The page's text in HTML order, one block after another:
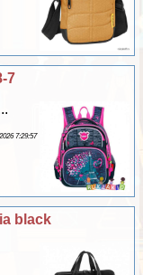
7
7:29:57
black